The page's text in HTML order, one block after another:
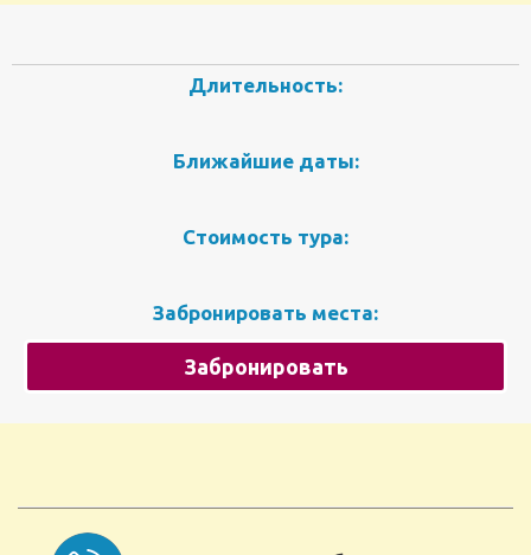
Длительность:
Ближайшие даты:
Стоимость тура:
Забронировать места:
Забронировать